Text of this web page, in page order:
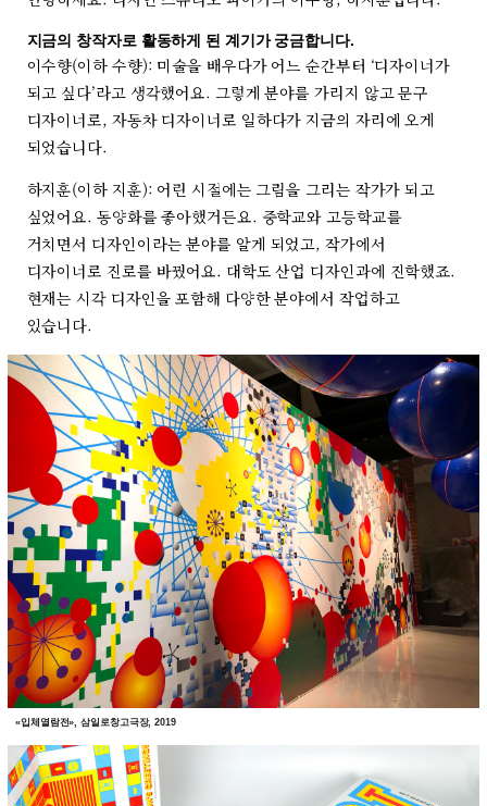
지금의 창작자로 활동하게 된 계기가 궁금합니다.
이수향(이하 수향): 미술을 배우다가 어느 순간부터 ‘디자이너가
되고 싶다’라고 생각했어요. 그렇게 분야를 가리지 않고 문구
디자이너로, 자동차 디자이너로 일하다가 지금의 자리에 오게
되었습니다.
하지훈(이하 지훈): 어린 시절에는 그림을 그리는 작가가 되고
싶었어요. 동양화를 좋아했거든요. 중학교와 고등학교를
거치면서 디자인이라는 분야를 알게 되었고, 작가에서
디자이너로 진로를 바꿨어요. 대학도 산업 디자인과에 진학했죠.
현재는 시각 디자인을 포함해 다양한 분야에서 작업하고
있습니다.
«입체열람전», 삼일로창고극장, 2019